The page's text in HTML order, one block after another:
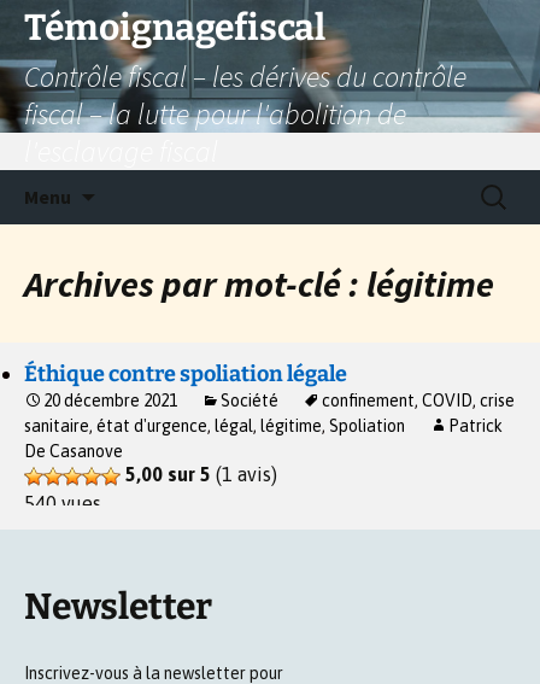
Aller
contenu
Témoignagefiscal
Contrôle fiscal – les dérives du contrôle
fiscal – la lutte pour l'abolition de
Menu
Archives par mot-clé : légitime
Éthique contre spoliation légale
20 décembre 2021 Société confinement, COVID, crise
sanitaire, état d'urgence, légal, légitime, Spoliation
Patrick
De Casanove
5,00 sur 5 (1 avis)
540 vues
Newsletter
Inscrivez-vous à la newsletter pour